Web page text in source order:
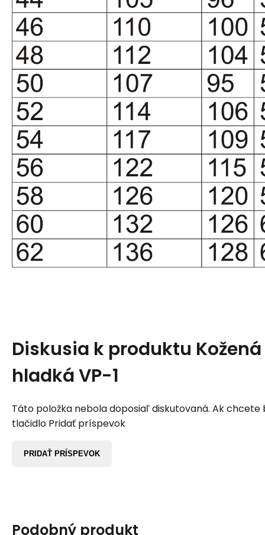
Diskusia k produktu
hladká VP-1
Táto položka nebola doposiaľ diskutovaná. Ak chcete
tlačidlo Pridať príspevok
PRIDAŤ PRÍSPEVOK
Podobný produkt